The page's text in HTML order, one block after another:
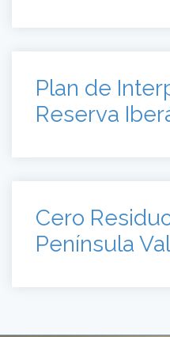
Plan de
Reserva
Cero
Península